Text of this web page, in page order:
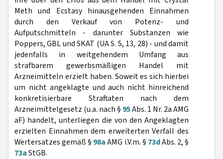
Meth und Ecstasy hinausgehenden Einnahmen
durch den Verkauf von Potenz- und
Aufputschmitteln - darunter Substanzen wie
Poppers, GBL und SKAT (UA S. 5, 13, 28) - und damit
jedenfalls in weitgehendem Umfang aus
strafbarem gewerbsmäßigen Handel mit
Arzneimitteln erzielt haben. Soweit es sich hierbei
um nicht angeklagte und auch nicht hinreichend
konkretisierbare Straftaten nach dem
Arzneimittelgesetz (u.a. nach § 95Abs. 1 Nr. 2a AMG
aF) handelt, unterliegen die von den Angeklagten
erzielten Einnahmen dem erweiterten Verfall des
Wertersatzes gemäß § 98aAMG i.V.m. § 73dAbs. 2, §
73aStGB.